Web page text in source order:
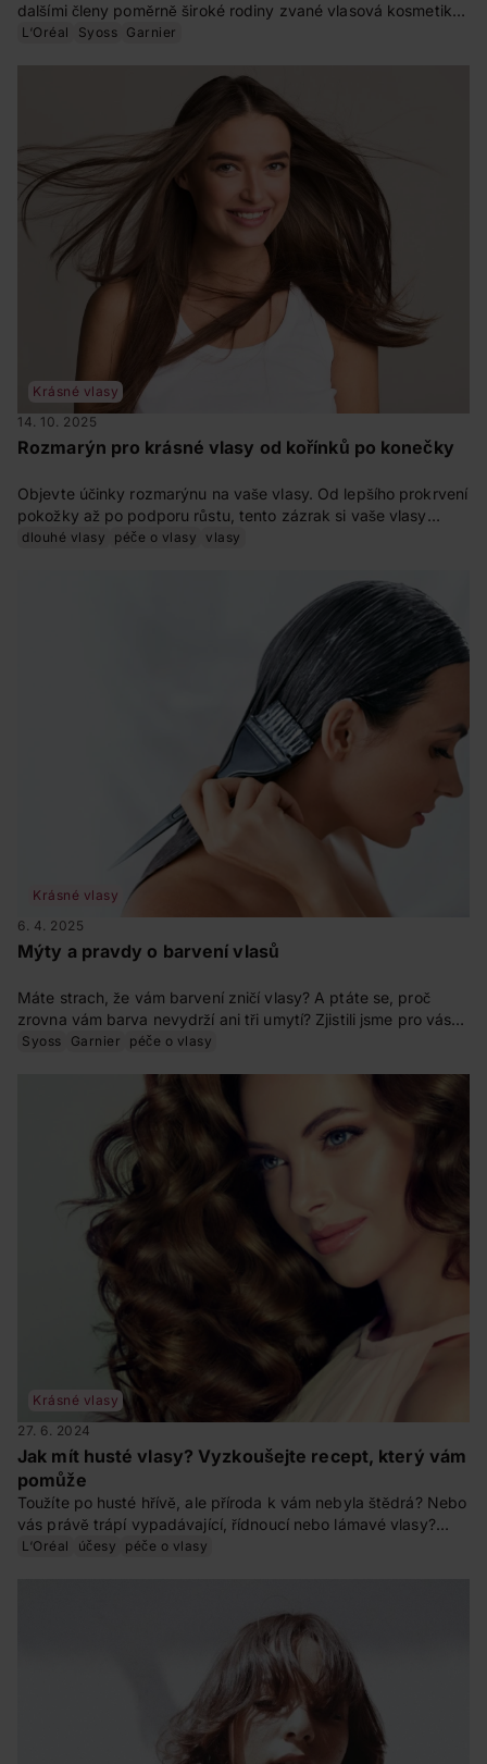
dalšími členy poměrně široké rodiny zvané vlasová kosmetika?
Dá se zaměnit kondicionér s balzámem? A proč bychom doma
L‘Oréal Syoss Garnier
Krásné vlasy
14. 10. 2025
Rozmarýn pro krásné vlasy od kořínků po konečky
Objevte účinky rozmarýnu na vaše vlasy. Od lepšího prokrvení
pokožky až po podporu růstu, tento zázrak si vaše vlasy
zamilují
dlouhé vlasy péče o vlasy vlasy
Krásné vlasy
6. 4. 2025
Mýty a pravdy o barvení vlasů
Máte strach, že vám barvení zničí vlasy? A ptáte se, proč
zrovna vám barva nevydrží ani tři umytí? Zjistili jsme pro vás
pravdu o barvení vlasů.
Syoss Garnier péče o vlasy
Krásné vlasy
27. 6. 2024
Jak mít husté vlasy? Vyzkoušejte recept, který vám
pomůže
Toužíte po husté hřívě, ale příroda k vám nebyla štědrá? Nebo
vás právě trápí vypadávající, řídnoucí nebo lámavé vlasy?
Nezoufejte! Poradíme vám, jak zvýšit hustotu vlasů.
L‘Oréal účesy péče o vlasy